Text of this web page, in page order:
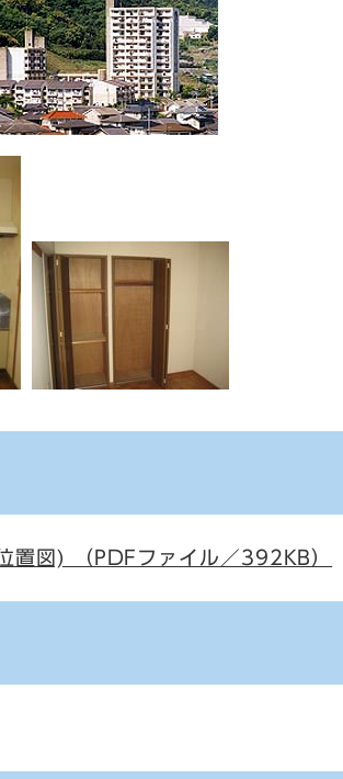
置図) （PDFファイル／392KB）